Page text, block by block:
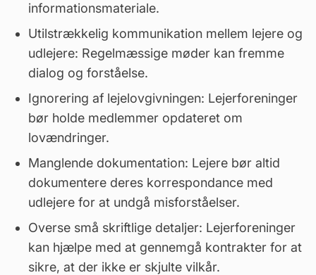
informationsmateriale.
Utilstrækkelig kommunikation mellem lejere og
udlejere: Regelmæssige møder kan fremme
dialog og forståelse.
Ignorering af lejelovgivningen: Lejerforeninger
bør holde medlemmer opdateret om
lovændringer.
Manglende dokumentation: Lejere bør altid
dokumentere deres korrespondance med
udlejere for at undgå misforståelser.
Overse små skriftlige detaljer: Lejerforeninger
kan hjælpe med at gennemgå kontrakter for at
sikre, at der ikke er skjulte vilkår.